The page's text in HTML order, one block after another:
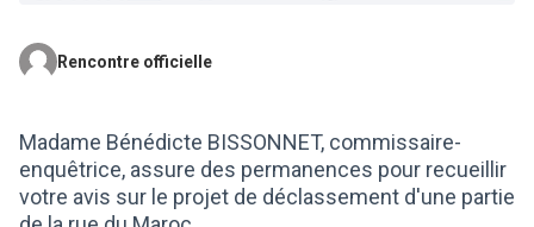
(Lien externe)
Rencontre officielle
Madame Bénédicte BISSONNET, commissaire-
enquêtrice, assure des permanences pour recueillir
votre avis sur le projet de déclassement d'une partie